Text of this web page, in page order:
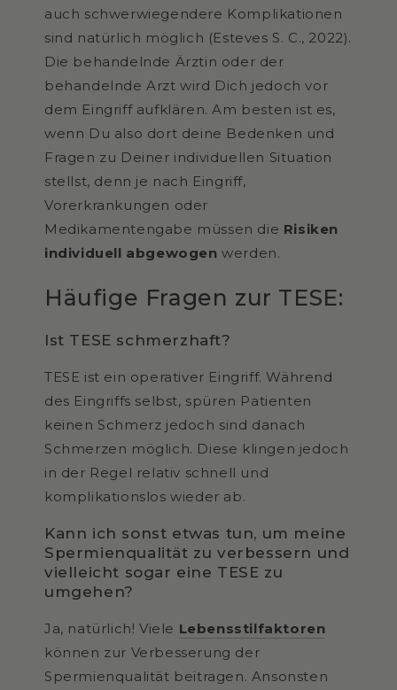
auch schwerwiegendere Komplikationen
sind natürlich möglich (Esteves S. C., 2022).
Die behandelnde Ärztin oder der
behandelnde Arzt wird Dich jedoch vor
dem Eingriff aufklären. Am besten ist es,
wenn Du also dort deine Bedenken und
Fragen zu Deiner individuellen Situation
stellst, denn je nach Eingriff,
Vorerkrankungen oder
Medikamentengabe müssen die Risiken
individuell abgewogen werden.
Häufige Fragen zur TESE:
Ist TESE schmerzhaft?
TESE ist ein operativer Eingriff. Während
des Eingriffs selbst, spüren Patienten
keinen Schmerz jedoch sind danach
Schmerzen möglich. Diese klingen jedoch
in der Regel relativ schnell und
komplikationslos wieder ab.
Kann ich sonst etwas tun, um meine
Spermienqualität zu verbessern und
vielleicht sogar eine TESE zu
umgehen?
Ja, natürlich! Viele Lebensstilfaktoren
können zur Verbesserung der
Spermienqualität beitragen. Ansonsten